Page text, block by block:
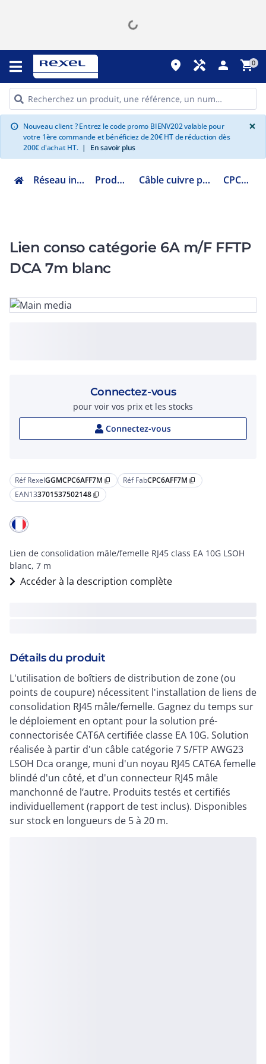
place handyman person shopping_cart0
info Nouveau client ? Entrez le code promo BIENV202 valable pour
votre 1ère commande et bénéficiez de 20€ HT de réduction dès
200€ d'achat HT. | En savoir plus
×
Réseau informatique Produit cuivre Câble cuivre préconnectorisé CPC6AFF7M
Lien conso catégorie 6A m/F FFTP
DCA 7m blanc
Réf RexelGGMCPC6AFF7M content_copy Réf FabCPC6AFF7M content_copy
EAN133701537502148 content_copy
Lien de consolidation mâle/femelle RJ45 class EA 10G LSOH
blanc, 7 m
Accéder à la description complète
Détails du produit
L'utilisation de boîtiers de distribution de zone (ou
points de coupure) nécessitent l'installation de liens de
consolidation RJ45 mâle/femelle. Gagnez du temps sur
le déploiement en optant pour la solution pré-
connectorisée CAT6A certifiée classe EA 10G. Solution
réalisée à partir d'un câble catégorie 7 S/FTP AWG23
LSOH Dca orange, muni d'un noyau RJ45 CAT6A femelle
blindé d'un côté, et d'un connecteur RJ45 mâle
manchonné de l‘autre. Produits testés et certifiés
individuellement (rapport de test inclus). Disponibles
sur stock en longueurs de 5 à 20 m.
Connectez-vous
pour voir vos prix et les stocks
Connectez-vous